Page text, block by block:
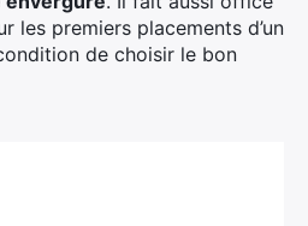
les premiers placements d’un
de choisir le bon